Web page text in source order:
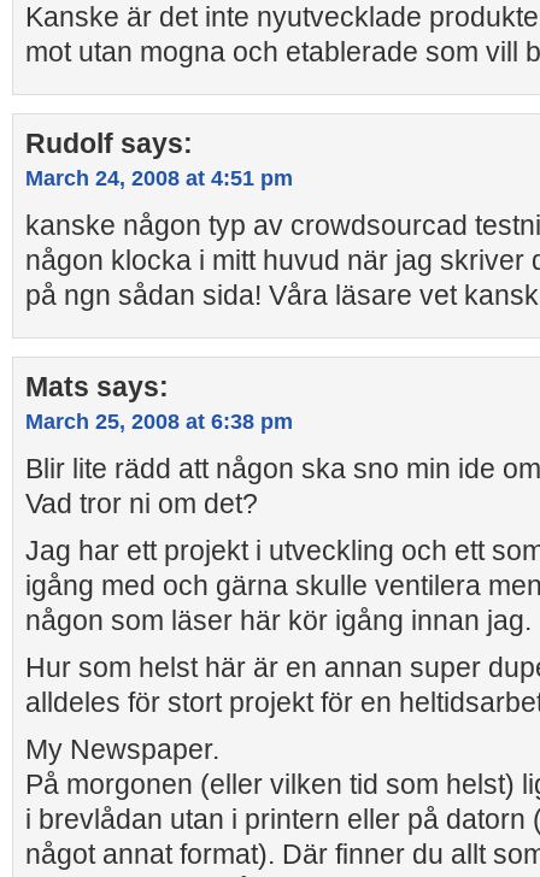
Kanske är det inte nyutvecklade
mot utan mogna och etablerade som vill
Rudolf says:
March 24, 2008 at 4:51 pm
kanske någon typ av crowdsourcad
någon klocka i mitt huvud när jag skriver
på ngn sådan sida! Våra läsare vet
Mats says:
March 25, 2008 at 6:38 pm
Blir lite rädd att någon ska sno min ide
Vad tror ni om det?
Jag har ett projekt i utveckling och ett
igång med och gärna skulle ventilera
någon som läser här kör igång innan jag.
Hur som helst här är en annan super
alldeles för stort projekt för en
My Newspaper.
På morgonen (eller vilken tid som helst)
i brevlådan utan i printern eller på datorn
något annat format). Där finner du allt